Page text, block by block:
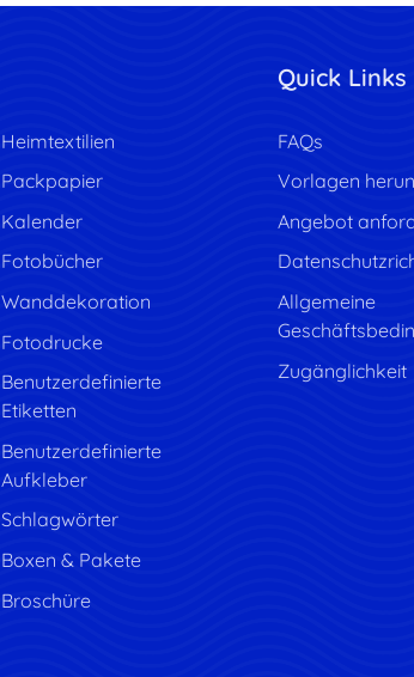
Heimtextilien
Packpapier
Kalender
Fotobücher
Wanddekoration
Fotodrucke
Benutzerdefinierte
Etiketten
Benutzerdefinierte
Aufkleber
Schlagwörter
Boxen & Pakete
Broschüre
Quick Links
FAQs
Vorlagen
Angebot
Allgemeine
Zugänglichkeit